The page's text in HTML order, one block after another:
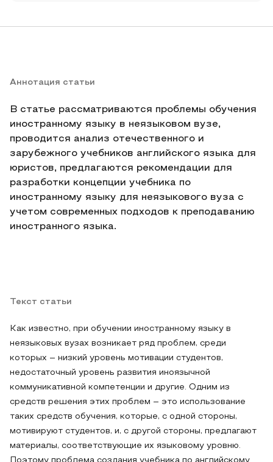
Аннотация статьи
В статье рассматриваются проблемы обучения
иностранному языку в неязыковом вузе,
проводится анализ отечественного и
зарубежного учебников английского языка для
юристов, предлагаются рекомендации для
разработки концепции учебника по
иностранному языку для неязыкового вуза с
учетом современных подходов к преподаванию
иностранного языка.
Текст статьи
Как известно, при обучении иностранному языку в
неязыковых вузах возникает ряд проблем, среди
которых – низкий уровень мотивации студентов,
недостаточный уровень развития иноязычной
коммуникативной компетенции и другие. Одним из
средств решения этих проблем – это использование
таких средств обучения, которые, с одной стороны,
мотивируют студентов, и, с другой стороны, предлагают
материалы, соответствующие их языковому уровню.